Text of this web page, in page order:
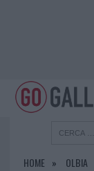
HOME OLBIA